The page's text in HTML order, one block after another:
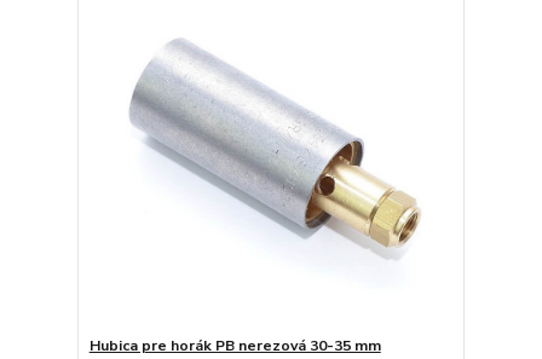
Hubica pre horák PB nerezová 30-35 mm